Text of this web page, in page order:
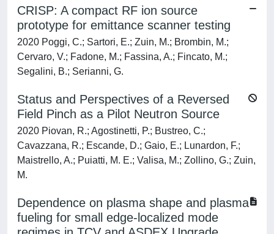
CRISP: A compact RF ion source
prototype for emittance scanner testing
2020 Poggi, C.; Sartori, E.; Zuin, M.; Brombin, M.;
Cervaro, V.; Fadone, M.; Fassina, A.; Fincato, M.;
Segalini, B.; Serianni, G.
Status and Perspectives of a Reversed
Field Pinch as a Pilot Neutron Source
2020 Piovan, R.; Agostinetti, P.; Bustreo, C.;
Cavazzana, R.; Escande, D.; Gaio, E.; Lunardon, F.;
Maistrello, A.; Puiatti, M. E.; Valisa, M.; Zollino, G.; Zuin,
M.
Dependence on plasma shape and plasma
fueling for small edge-localized mode